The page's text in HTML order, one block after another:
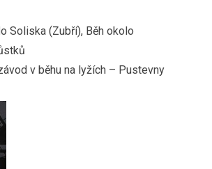
Soliska (Zubří), Běh okolo
v běhu na lyžích – Pustevny